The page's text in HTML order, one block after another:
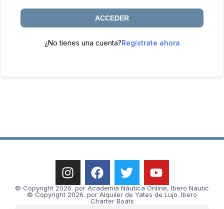
ACCEDER
¿No tienes una cuenta?Regístrate ahora
© Copyright 2026. por Academia Náutica Online, Ibero Nautic
© Copyright 2026. por Alquiler de Yates de Lujo. Ibero
Charter Boats